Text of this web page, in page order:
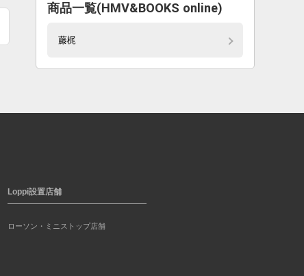
商品一覧(HMV&BOOKS online)
藤梶
Loppi設置店舗
ローソン・ミニストップ店舗